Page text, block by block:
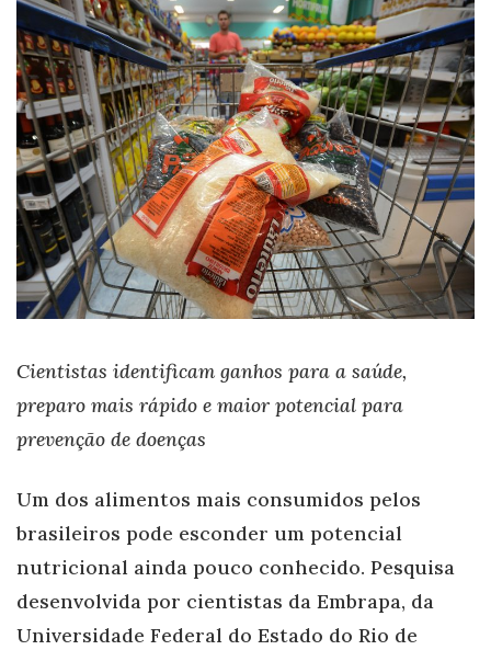
Cientistas identificam ganhos para a saúde,
preparo mais rápido e maior potencial para
prevenção de doenças
Um dos alimentos mais consumidos pelos
brasileiros pode esconder um potencial
nutricional ainda pouco conhecido. Pesquisa
desenvolvida por cientistas da Embrapa, da
Universidade Federal do Estado do Rio de